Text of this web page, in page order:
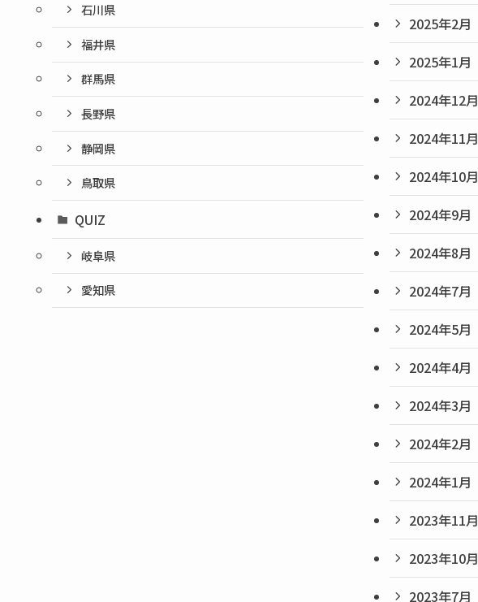
石川県
福井県
群馬県
長野県
静岡県
鳥取県
QUIZ
岐阜県
愛知県
2025年2月
2025年1月
2024年12月
2024年11月
2024年10月
2024年9月
2024年8月
2024年7月
2024年5月
2024年4月
2024年3月
2024年2月
2024年1月
2023年11月
2023年10月
2023年7月